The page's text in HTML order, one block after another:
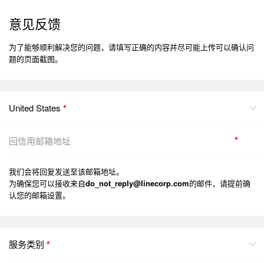
意见反馈
为了能够顺利解决您的问题，请填写正确的内容并尽可能上传可以确认问
题的页面截图。
United States *
*
我们会将回复发送至该邮箱地址。
为确保您可以接收来自do_not_reply@linecorp.com的邮件，请提前确
认您的邮箱设置。
服务类别 *